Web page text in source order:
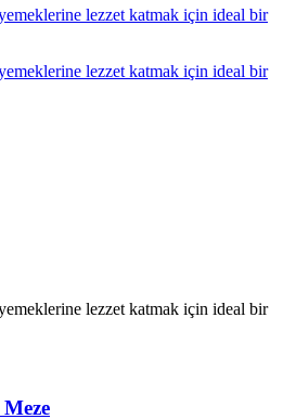
yemeklerine lezzet katmak için ideal bir
yemeklerine lezzet katmak için ideal bir
yemeklerine lezzet katmak için ideal bir